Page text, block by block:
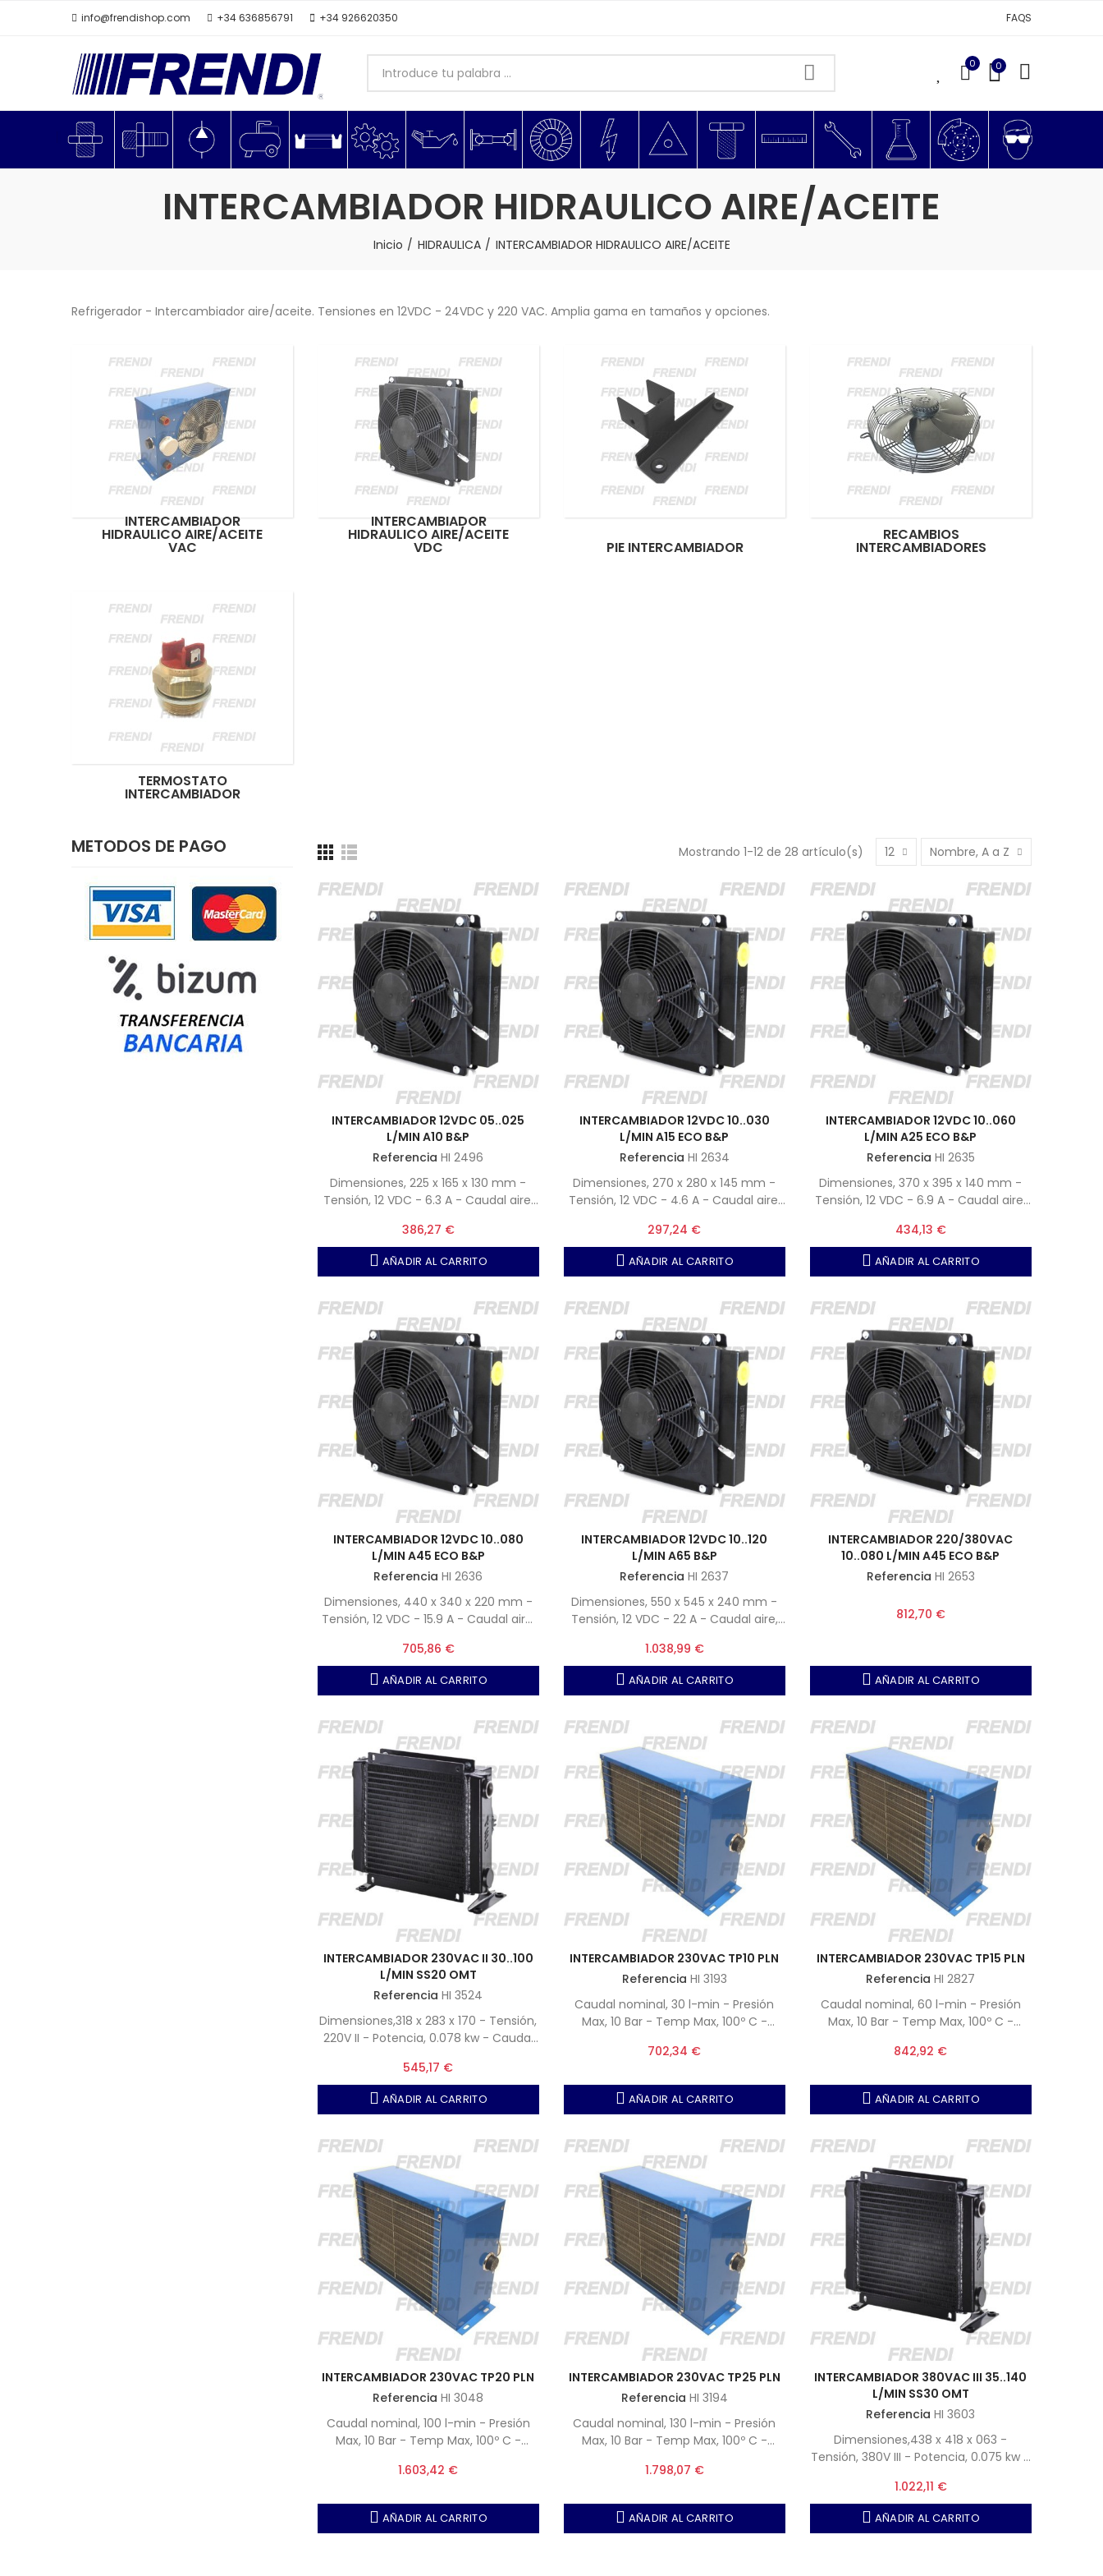
info@frendishop.com +34 636856791 +34 926620350 FAQS
0 0
INTERCAMBIADOR HIDRAULICO AIRE/ACEITE
Inicio HIDRAULICA INTERCAMBIADOR HIDRAULICO AIRE/ACEITE
Refrigerador - Intercambiador aire/aceite. Tensiones en 12VDC - 24VDC y 220 VAC. Amplia gama en tamaños y opciones.
INTERCAMBIADOR
HIDRAULICO AIRE/ACEITE
VAC
INTERCAMBIADOR
HIDRAULICO AIRE/ACEITE
VDC PIE INTERCAMBIADOR
RECAMBIOS
INTERCAMBIADORES
TERMOSTATO
INTERCAMBIADOR
Mostrando 1-12 de 28 artículo(s) 12 Nombre, A a Z
INTERCAMBIADOR 12VDC 05..025
L/MIN A10 B&P
Referencia HI 2496
Dimensiones, 225 x 165 x 130 mm -
Tensión, 12 VDC - 6.3 A - Caudal aire,
386,27 €
AÑADIR AL CARRITO
INTERCAMBIADOR 12VDC 10..030
L/MIN A15 ECO B&P
Referencia HI 2634
Dimensiones, 270 x 280 x 145 mm -
Tensión, 12 VDC - 4.6 A - Caudal aire,
297,24 €
AÑADIR AL CARRITO
INTERCAMBIADOR 12VDC 10..060
L/MIN A25 ECO B&P
Referencia HI 2635
Dimensiones, 370 x 395 x 140 mm -
Tensión, 12 VDC - 6.9 A - Caudal aire,
434,13 €
AÑADIR AL CARRITO
INTERCAMBIADOR 12VDC 10..080
L/MIN A45 ECO B&P
Referencia HI 2636
Dimensiones, 440 x 340 x 220 mm -
Tensión, 12 VDC - 15.9 A - Caudal aire,
705,86 €
AÑADIR AL CARRITO
INTERCAMBIADOR 12VDC 10..120
L/MIN A65 B&P
Referencia HI 2637
Dimensiones, 550 x 545 x 240 mm -
Tensión, 12 VDC - 22 A - Caudal aire,
1.038,99 €
AÑADIR AL CARRITO
INTERCAMBIADOR 220/380VAC
10..080 L/MIN A45 ECO B&P
Referencia HI 2653
812,70 €
AÑADIR AL CARRITO
INTERCAMBIADOR 230VAC II 30..100
L/MIN SS20 OMT
Referencia HI 3524
Dimensiones,318 x 283 x 170 - Tensión,
220V II - Potencia, 0.078 kw - Caudal
SS200100A-P
545,17 €
AÑADIR AL CARRITO
INTERCAMBIADOR 230VAC TP10 PLN
Referencia HI 3193
Caudal nominal, 30 l-min - Presión
Max, 10 Bar - Temp Max, 100º C -
702,34 €
AÑADIR AL CARRITO
INTERCAMBIADOR 230VAC TP15 PLN
Referencia HI 2827
Caudal nominal, 60 l-min - Presión
Max, 10 Bar - Temp Max, 100º C -
842,92 €
AÑADIR AL CARRITO
INTERCAMBIADOR 230VAC TP20 PLN
Referencia HI 3048
Caudal nominal, 100 l-min - Presión
Max, 10 Bar - Temp Max, 100º C -
1.603,42 €
AÑADIR AL CARRITO
INTERCAMBIADOR 230VAC TP25 PLN
Referencia HI 3194
Caudal nominal, 130 l-min - Presión
Max, 10 Bar - Temp Max, 100º C -
1.798,07 €
AÑADIR AL CARRITO
INTERCAMBIADOR 380VAC III 35..140
L/MIN SS30 OMT
Referencia HI 3603
Dimensiones,438 x 418 x 063 -
Tensión, 380V III - Potencia, 0.075 kw -
SS300300A-P
1.022,11 €
AÑADIR AL CARRITO
METODOS DE PAGO